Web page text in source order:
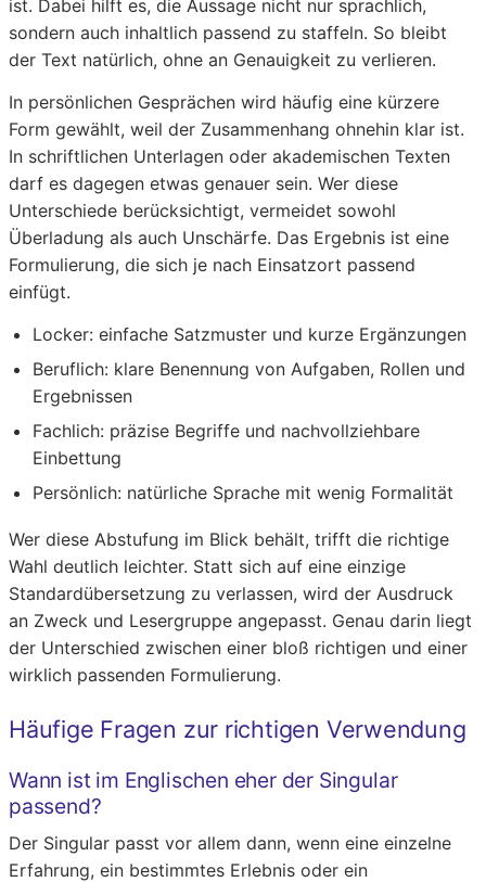
ist. Dabei hilft es, die Aussage nicht nur sprachlich,
sondern auch inhaltlich passend zu staffeln. So bleibt
der Text natürlich, ohne an Genauigkeit zu verlieren.
In persönlichen Gesprächen wird häufig eine kürzere
Form gewählt, weil der Zusammenhang ohnehin klar ist.
In schriftlichen Unterlagen oder akademischen Texten
darf es dagegen etwas genauer sein. Wer diese
Unterschiede berücksichtigt, vermeidet sowohl
Überladung als auch Unschärfe. Das Ergebnis ist eine
Formulierung, die sich je nach Einsatzort passend
einfügt.
Locker: einfache Satzmuster und kurze Ergänzungen
Beruflich: klare Benennung von Aufgaben, Rollen und
Ergebnissen
Fachlich: präzise Begriffe und nachvollziehbare
Einbettung
Persönlich: natürliche Sprache mit wenig Formalität
Wer diese Abstufung im Blick behält, trifft die richtige
Wahl deutlich leichter. Statt sich auf eine einzige
Standardübersetzung zu verlassen, wird der Ausdruck
an Zweck und Lesergruppe angepasst. Genau darin liegt
der Unterschied zwischen einer bloß richtigen und einer
wirklich passenden Formulierung.
Häufige Fragen zur richtigen Verwendung
Wann ist im Englischen eher der Singular
passend?
Der Singular passt vor allem dann, wenn eine einzelne
Erfahrung, ein bestimmtes Erlebnis oder ein